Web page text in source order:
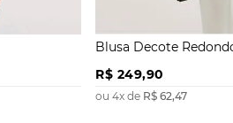
Blusa Decote
R$ 249,90
ou 4x de R$ 62,47